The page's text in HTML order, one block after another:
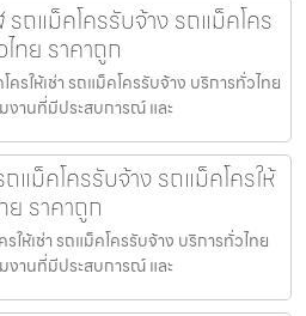
รถแม็คโครรับจ้าง รถแม็คโคร
ทย ราคาถูก
รให้เช่า รถแม็คโครรับจ้าง บริการทั่วไทย
งานที่มีประสบการณ์ และ
ถแม็คโครรับจ้าง รถแม็คโครให้
ย ราคาถูก
ให้เช่า รถแม็คโครรับจ้าง บริการทั่วไทย
งานที่มีประสบการณ์ และ